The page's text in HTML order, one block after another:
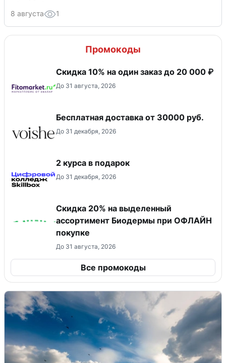
8 августа 1
Промокоды
Скидка 10% на один заказ до 20 000 ₽
До 31 августа, 2026
Бесплатная доставка от 30000 руб.
До 31 декабря, 2026
2 курса в подарок
До 31 декабря, 2026
Скидка 20% на выделенный
ассортимент Биодермы при ОФЛАЙН
покупке
До 31 августа, 2026
Все промокоды